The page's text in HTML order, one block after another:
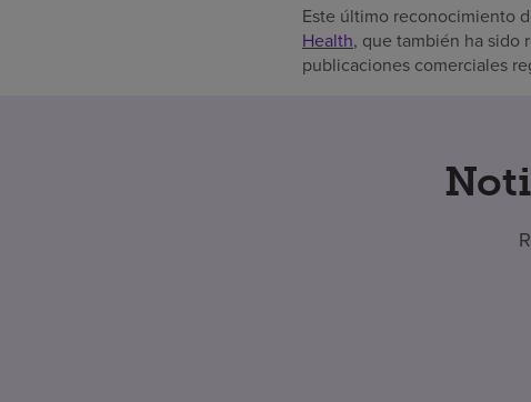
Este último reconocimiento
Health, que también ha sido
publicaciones comerciales